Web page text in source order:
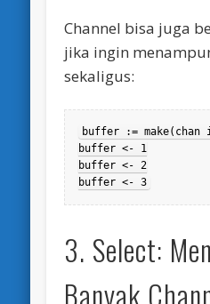
Channel bisa juga
jika ingin
sekaligus:
buffer :=
buffer <- 1
buffer <- 2
buffer <- 3
3. Select:
Banyak